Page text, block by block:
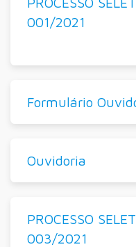
001/2021
Formulário
Ouvidoria
PROCESSO
003/2021